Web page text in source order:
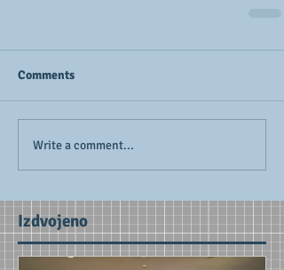
Comments
Write a comment...
Izdvojeno